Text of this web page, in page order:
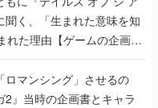
聞く、「生まれた意味を知
れた理由【ゲームの企画
ロマンシング」させるの
2』当時の企画書とキャラ